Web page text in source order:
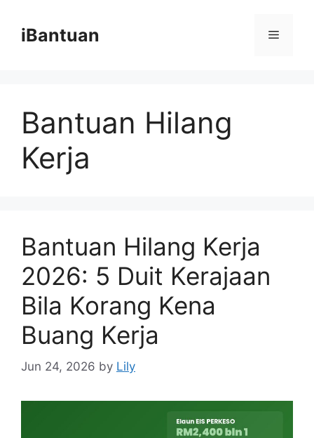
contentiBantuan Menu
Bantuan Hilang
Kerja
Bantuan Hilang Kerja
2026: 5 Duit Kerajaan
Bila Korang Kena
Buang Kerja
Jun 24, 2026 by Lily